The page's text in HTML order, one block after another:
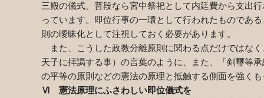
三殿の儀式、普段なら宮中祭祀として内廷費から支出
っています。即位行事の一環として行われたものであ
則の曖昧化として注視しておく必要があります。
また、こうした政教分離原則に関わる点だけではな
天子に拝謁する事）の言葉のように、また、「剣璽等
の平等の原則などの憲法の原理と抵触する側面を強く
Ⅵ 憲法原理にふさわしい即位儀式を